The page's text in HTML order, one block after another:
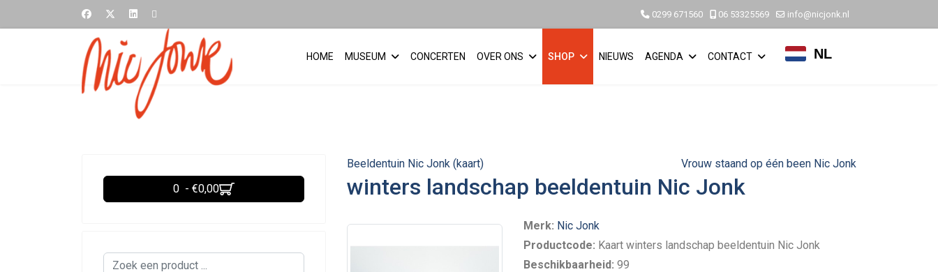
0299 671560 06 53325569 info@nicjonk.nl
HOME MUSEUM CONCERTEN OVER ONS SHOP NIEUWS AGENDA CONTACT NL
0 - €0,00
Beeldentuin Nic Jonk (kaart) Vrouw staand op één been Nic Jonk
winters landschap beeldentuin Nic Jonk
Merk: Nic Jonk
Productcode: Kaart winters landschap beeldentuin Nic Jonk
Beschikbaarheid: 99